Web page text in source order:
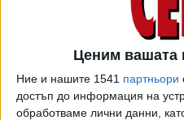
Ценим вашата
Ние и нашите 1541 партньори
достъп до информация на
обработваме лични данни,
данни на физически лица от
данни. В резултат на
неправомерно достъпната
лични данни на общо 6 074
включва 4 104 786 живи
чужди граждани, и 1 959 598